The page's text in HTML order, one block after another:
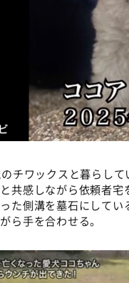
チワックスと暮らし
共感しながら依頼者
た側溝を墓石にして
ら手を合わせる。